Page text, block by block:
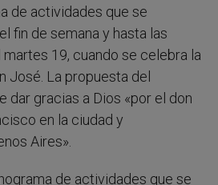
de actividades que se
fin de semana y hasta las
19, cuando se celebra la
José. La propuesta del
dar gracias a Dios «por el don
en la ciudad y
Aires».
de actividades que se